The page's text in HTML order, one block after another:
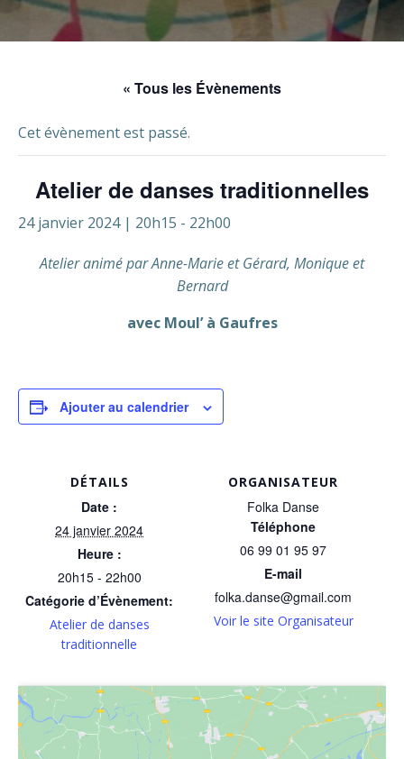
« Tous les Évènements
Cet évènement est passé.
Atelier de danses traditionnelles
24 janvier 2024 | 20h15 - 22h00
Atelier animé par Anne-Marie et Gérard, Monique et
Bernard
avec Moul’ à Gaufres
Ajouter au calendrier
DÉTAILS
Date :
24 janvier 2024
Heure :
20h15 - 22h00
Catégorie d’Évènement:
Atelier de danses
traditionnelle
ORGANISATEUR
Folka Danse
Téléphone
06 99 01 95 97
E-mail
folka.danse@gmail.com
Voir le site Organisateur